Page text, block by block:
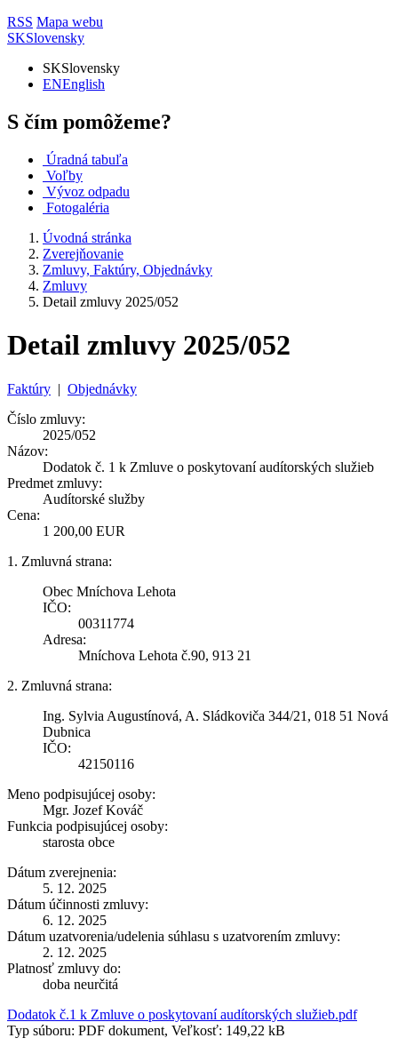
RSS Mapa webu
SKSlovensky
SKSlovensky
ENEnglish
S čím pomôžeme?
Úradná tabuľa
Voľby
Vývoz odpadu
Fotogaléria
Úvodná stránka
Zverejňovanie
Zmluvy, Faktúry, Objednávky
Zmluvy
Detail zmluvy 2025/052
Detail zmluvy 2025/052
Faktúry | Objednávky
Číslo zmluvy:
2025/052
Názov:
Dodatok č. 1 k Zmluve o poskytovaní audítorských služieb
Predmet zmluvy:
Audítorské služby
Cena:
1 200,00 EUR
1. Zmluvná strana:
Obec Mníchova Lehota
IČO:
00311774
Adresa:
Mníchova Lehota č.90, 913 21
2. Zmluvná strana:
Ing. Sylvia Augustínová, A. Sládkoviča 344/21, 018 51 Nová
Dubnica
IČO:
42150116
Meno podpisujúcej osoby:
Mgr. Jozef Kováč
Funkcia podpisujúcej osoby:
starosta obce
Dátum zverejnenia:
5. 12. 2025
Dátum účinnosti zmluvy:
6. 12. 2025
Dátum uzatvorenia/udelenia súhlasu s uzatvorením zmluvy:
2. 12. 2025
Platnosť zmluvy do:
doba neurčitá
Dodatok č.1 k Zmluve o poskytovaní audítorských služieb.pdf
Typ súboru: PDF dokument, Veľkosť: 149,22 kB